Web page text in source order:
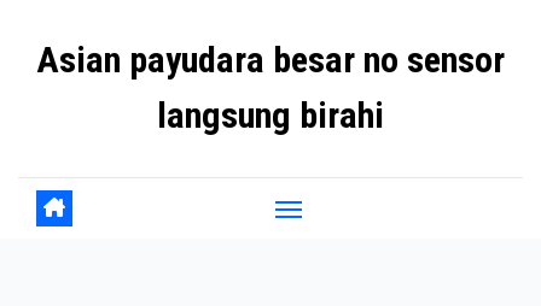
Asian payudara besar no sensor
langsung birahi